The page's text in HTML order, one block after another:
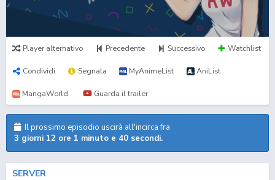
Player alternativo Precedente Successivo Watchlist
Condividi Segnala MyAnimeList AniList
MangaWorld Guarda il trailer
Il prossimo episodio uscirà all'incirca fra
3 giorni 12 ore 1 minuto e 39 secondi.
SERVER